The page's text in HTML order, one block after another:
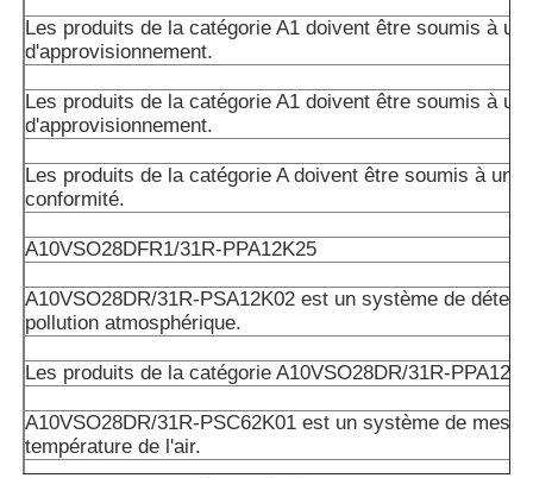
Les produits de la catégorie A1 doivent être soumis à un
d'approvisionnement.
Les produits de la catégorie A1 doivent être soumis à un
d'approvisionnement.
Les produits de la catégorie A doivent être soumis à un
conformité.
A10VSO28DFR1/31R-PPA12K25
A10VSO28DR/31R-PSA12K02 est un système de
pollution atmosphérique.
Les produits de la catégorie A10VSO28DR/31R-
A10VSO28DR/31R-PSC62K01 est un système de
température de l'air.